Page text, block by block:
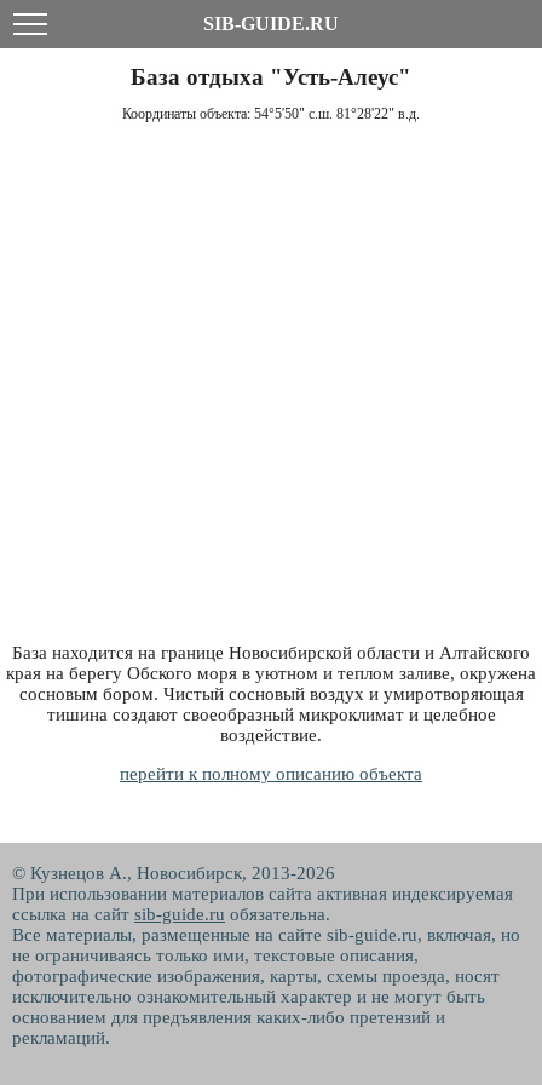
SIB-GUIDE.RU
База отдыха "Усть-Алеус"
Координаты объекта: 54°5'50" с.ш. 81°28'22" в.д.
База находится на границе Новосибирской области и Алтайского
края на берегу Обского моря в уютном и теплом заливе, окружена
сосновым бором. Чистый сосновый воздух и умиротворяющая
тишина создают своеобразный микроклимат и целебное
воздействие.
перейти к полному описанию объекта
© Кузнецов А., Новосибирск, 2013-2026
При использовании материалов сайта активная индексируемая
ссылка на сайт sib-guide.ru обязательна.
Все материалы, размещенные на сайте sib-guide.ru, включая, но
не ограничиваясь только ими, текстовые описания,
фотографические изображения, карты, схемы проезда, носят
исключительно ознакомительный характер и не могут быть
основанием для предъявления каких-либо претензий и
рекламаций.